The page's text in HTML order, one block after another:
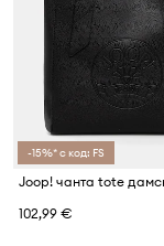
-15%* с код: FS
102,99 €